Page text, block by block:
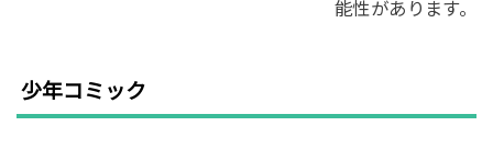
能性があります。
少年コミック